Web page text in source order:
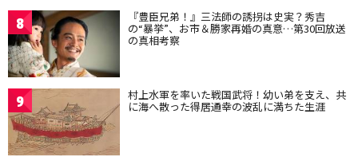
8 『豊臣兄弟！』三法師の誘拐は史実？秀吉
の“暴挙”、お市＆勝家再婚の真意…第30回放送
の真相考察
9 村上水軍を率いた戦国武将！幼い弟を支え、共
に海へ散った得居通幸の波乱に満ちた生涯